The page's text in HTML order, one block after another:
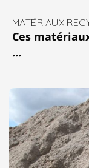
MATÉRIAUX
Ces
...